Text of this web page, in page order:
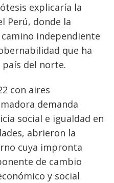
explicaría la
Perú, donde la
independiente
que ha
del norte.
con aires
demanda
social e igualdad en
abrieron la
cuya impronta
de cambio
y social